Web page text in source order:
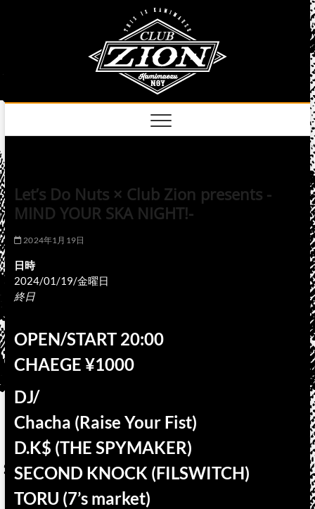
Let’s Do Nuts × Club Zion presents -
MIND YOUR SKA NIGHT!-
2024年1月19日
日時
2024/01/19/金曜日
終日
OPEN/START 20:00
CHAEGE ¥1000
DJ/
Chacha (Raise Your Fist)
D.K$ (THE SPYMAKER)
SECOND KNOCK (FILSWITCH)
TORU (7’s market)